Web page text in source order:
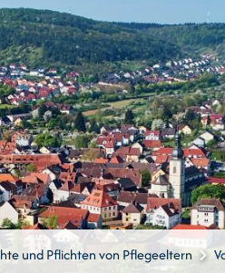
und Pflichten von Pflegeeltern